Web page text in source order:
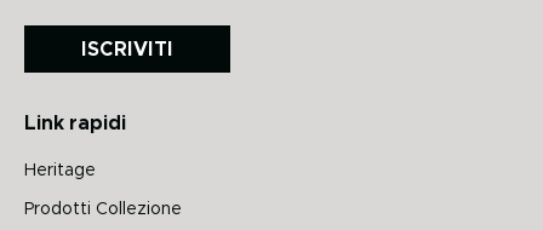
ISCRIVITI
Link rapidi
Heritage
Prodotti Collezione